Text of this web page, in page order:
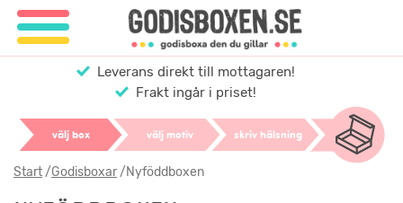
Leverans direkt till mottagaren!
Frakt ingår i priset!
välj box välj motiv skriv hälsning
Start/Godisboxar/Nyföddboxen